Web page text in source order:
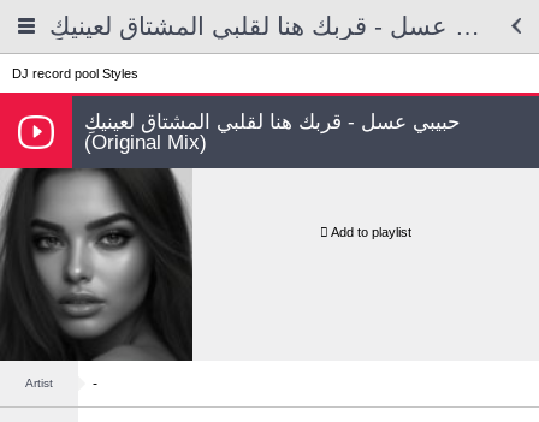
حبيبي عسل - قربك هنا لقلبي المشتاق لعينيكِ
DJ record pool Styles
حبيبي عسل - قربك هنا لقلبي المشتاق لعينيكِ
(Original Mix)
Add to playlist
Artist -